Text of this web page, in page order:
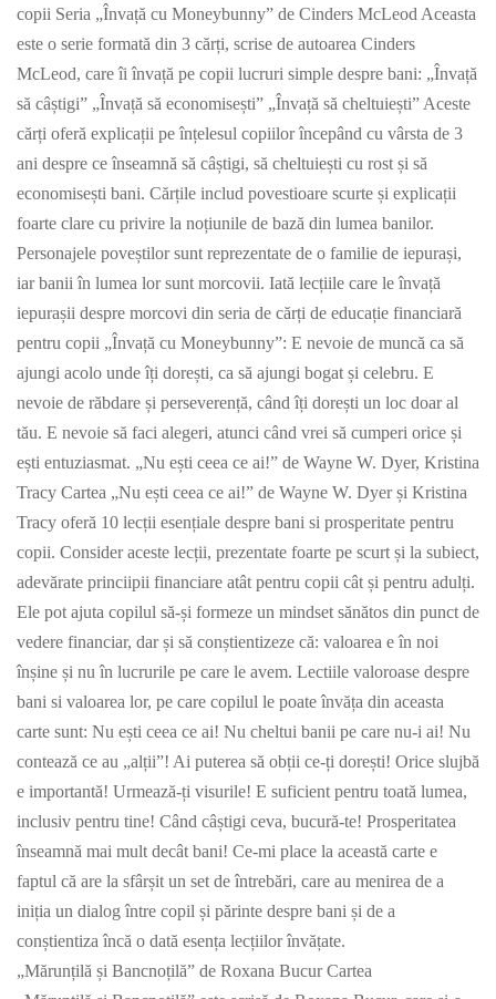
copii Seria „Învață cu Moneybunny” de Cinders McLeod Aceasta
este o serie formată din 3 cărți, scrise de autoarea Cinders
McLeod, care îi învață pe copii lucruri simple despre bani: „Învață
să câștigi” „Învață să economisești” „Învață să cheltuiești” Aceste
cărți oferă explicații pe înțelesul copiilor începând cu vârsta de 3
ani despre ce înseamnă să câștigi, să cheltuiești cu rost și să
economisești bani. Cărțile includ povestioare scurte și explicații
foarte clare cu privire la noțiunile de bază din lumea banilor.
Personajele poveștilor sunt reprezentate de o familie de iepurași,
iar banii în lumea lor sunt morcovii. Iată lecțiile care le învață
iepurașii despre morcovi din seria de cărți de educație financiară
pentru copii „Învață cu Moneybunny”: E nevoie de muncă ca să
ajungi acolo unde îți dorești, ca să ajungi bogat și celebru. E
nevoie de răbdare și perseverență, când îți dorești un loc doar al
tău. E nevoie să faci alegeri, atunci când vrei să cumperi orice și
ești entuziasmat. „Nu ești ceea ce ai!” de Wayne W. Dyer, Kristina
Tracy Cartea „Nu ești ceea ce ai!” de Wayne W. Dyer și Kristina
Tracy oferă 10 lecții esențiale despre bani si prosperitate pentru
copii. Consider aceste lecții, prezentate foarte pe scurt și la subiect,
adevărate princiipii financiare atât pentru copii cât și pentru adulți.
Ele pot ajuta copilul să-și formeze un mindset sănătos din punct de
vedere financiar, dar și să conștientizeze că: valoarea e în noi
înșine și nu în lucrurile pe care le avem. Lectiile valoroase despre
bani si valoarea lor, pe care copilul le poate învăța din aceasta
carte sunt: Nu ești ceea ce ai! Nu cheltui banii pe care nu-i ai! Nu
contează ce au „alții”! Ai puterea să obții ce-ți dorești! Orice slujbă
e importantă! Urmează-ți visurile! E suficient pentru toată lumea,
inclusiv pentru tine! Când câștigi ceva, bucură-te! Prosperitatea
înseamnă mai mult decât bani! Ce-mi place la această carte e
faptul că are la sfârșit un set de întrebări, care au menirea de a
iniția un dialog între copil și părinte despre bani și de a
conștientiza încă o dată esența lecțiilor învățate.
„Mărunțilă și Bancnoțilă” de Roxana Bucur Cartea